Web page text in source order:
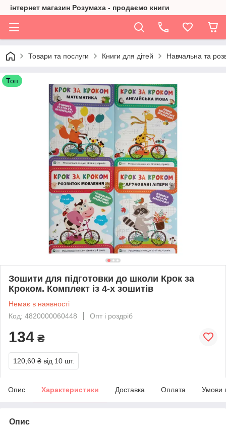
інтернет магазин Розумаха - продаємо книги
Товари та послуги Книги для дітей Навчальна та
Топ
Зошити для підготовки до школи Крок за
Кроком. Комплект із 4-х зошитів
Немає в наявності
Код: 4820000060448
Опт і роздріб
134 ₴
120,60 ₴ від 10 шт.
Опис Характеристики Доставка Оплата Умови
Опис